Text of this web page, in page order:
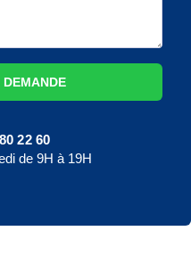
DEMANDE
22 60
de 9H à 19H